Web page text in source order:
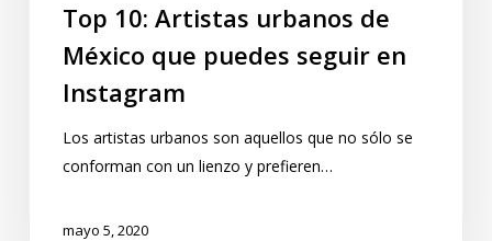
Top 10: Artistas urbanos de
México que puedes seguir en
Instagram
Los artistas urbanos son aquellos que no sólo se
conforman con un lienzo y prefieren…
mayo 5, 2020